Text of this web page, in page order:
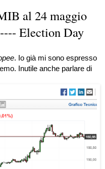
al 24 maggio
Election Day
. Io già mi sono espresso
Inutile anche parlare di